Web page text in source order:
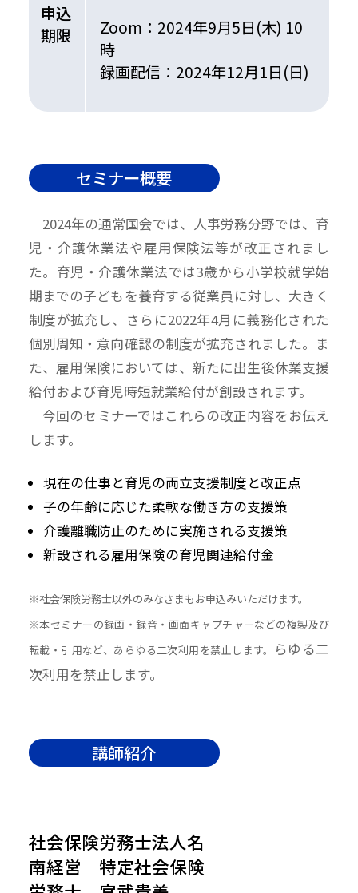
申込
期限
Zoom：2024年9月5日(木) 10
時
録画配信：2024年12月1日(日)
セミナー概要
2024年の通常国会では、人事労務分野では、育
児・介護休業法や雇用保険法等が改正されまし
た。育児・介護休業法では3歳から小学校就学始
期までの子どもを養育する従業員に対し、大きく
制度が拡充し、さらに2022年4月に義務化された
個別周知・意向確認の制度が拡充されました。ま
た、雇用保険においては、新たに出生後休業支援
給付および育児時短就業給付が創設されます。
今回のセミナーではこれらの改正内容をお伝え
します。
現在の仕事と育児の両立支援制度と改正点
子の年齢に応じた柔軟な働き方の支援策
介護離職防止のために実施される支援策
新設される雇用保険の育児関連給付金
※社会保険労務士以外のみなさまもお申込みいただけます。
※本セミナーの録画・録音・画面キャプチャーなどの複製及び
転載・引用など、あらゆる二次利用を禁止します。
らゆる二
次利用を禁止します。
講師紹介
社会保険労務士法人名
南経営 特定社会保険